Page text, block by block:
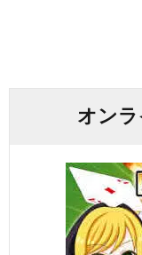
オン